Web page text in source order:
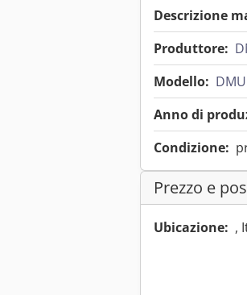
Descrizione
Produttore:
Modello:
Anno di
Condizione:
Prezzo e
Ubicazione: ,